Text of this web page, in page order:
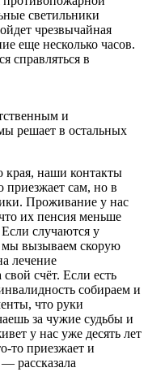
светильники
чрезвычайная
еще несколько часов.
справляться в
и
решает в остальных
наши контакты
приезжает сам, но в
Проживание у нас
их пенсия меньше
случаются у
мы вызываем скорую
лечение
свой счёт. Если есть
собираем и
что руки
за чужие судьбы и
у нас уже десять лет
то приезжает и
рассказала